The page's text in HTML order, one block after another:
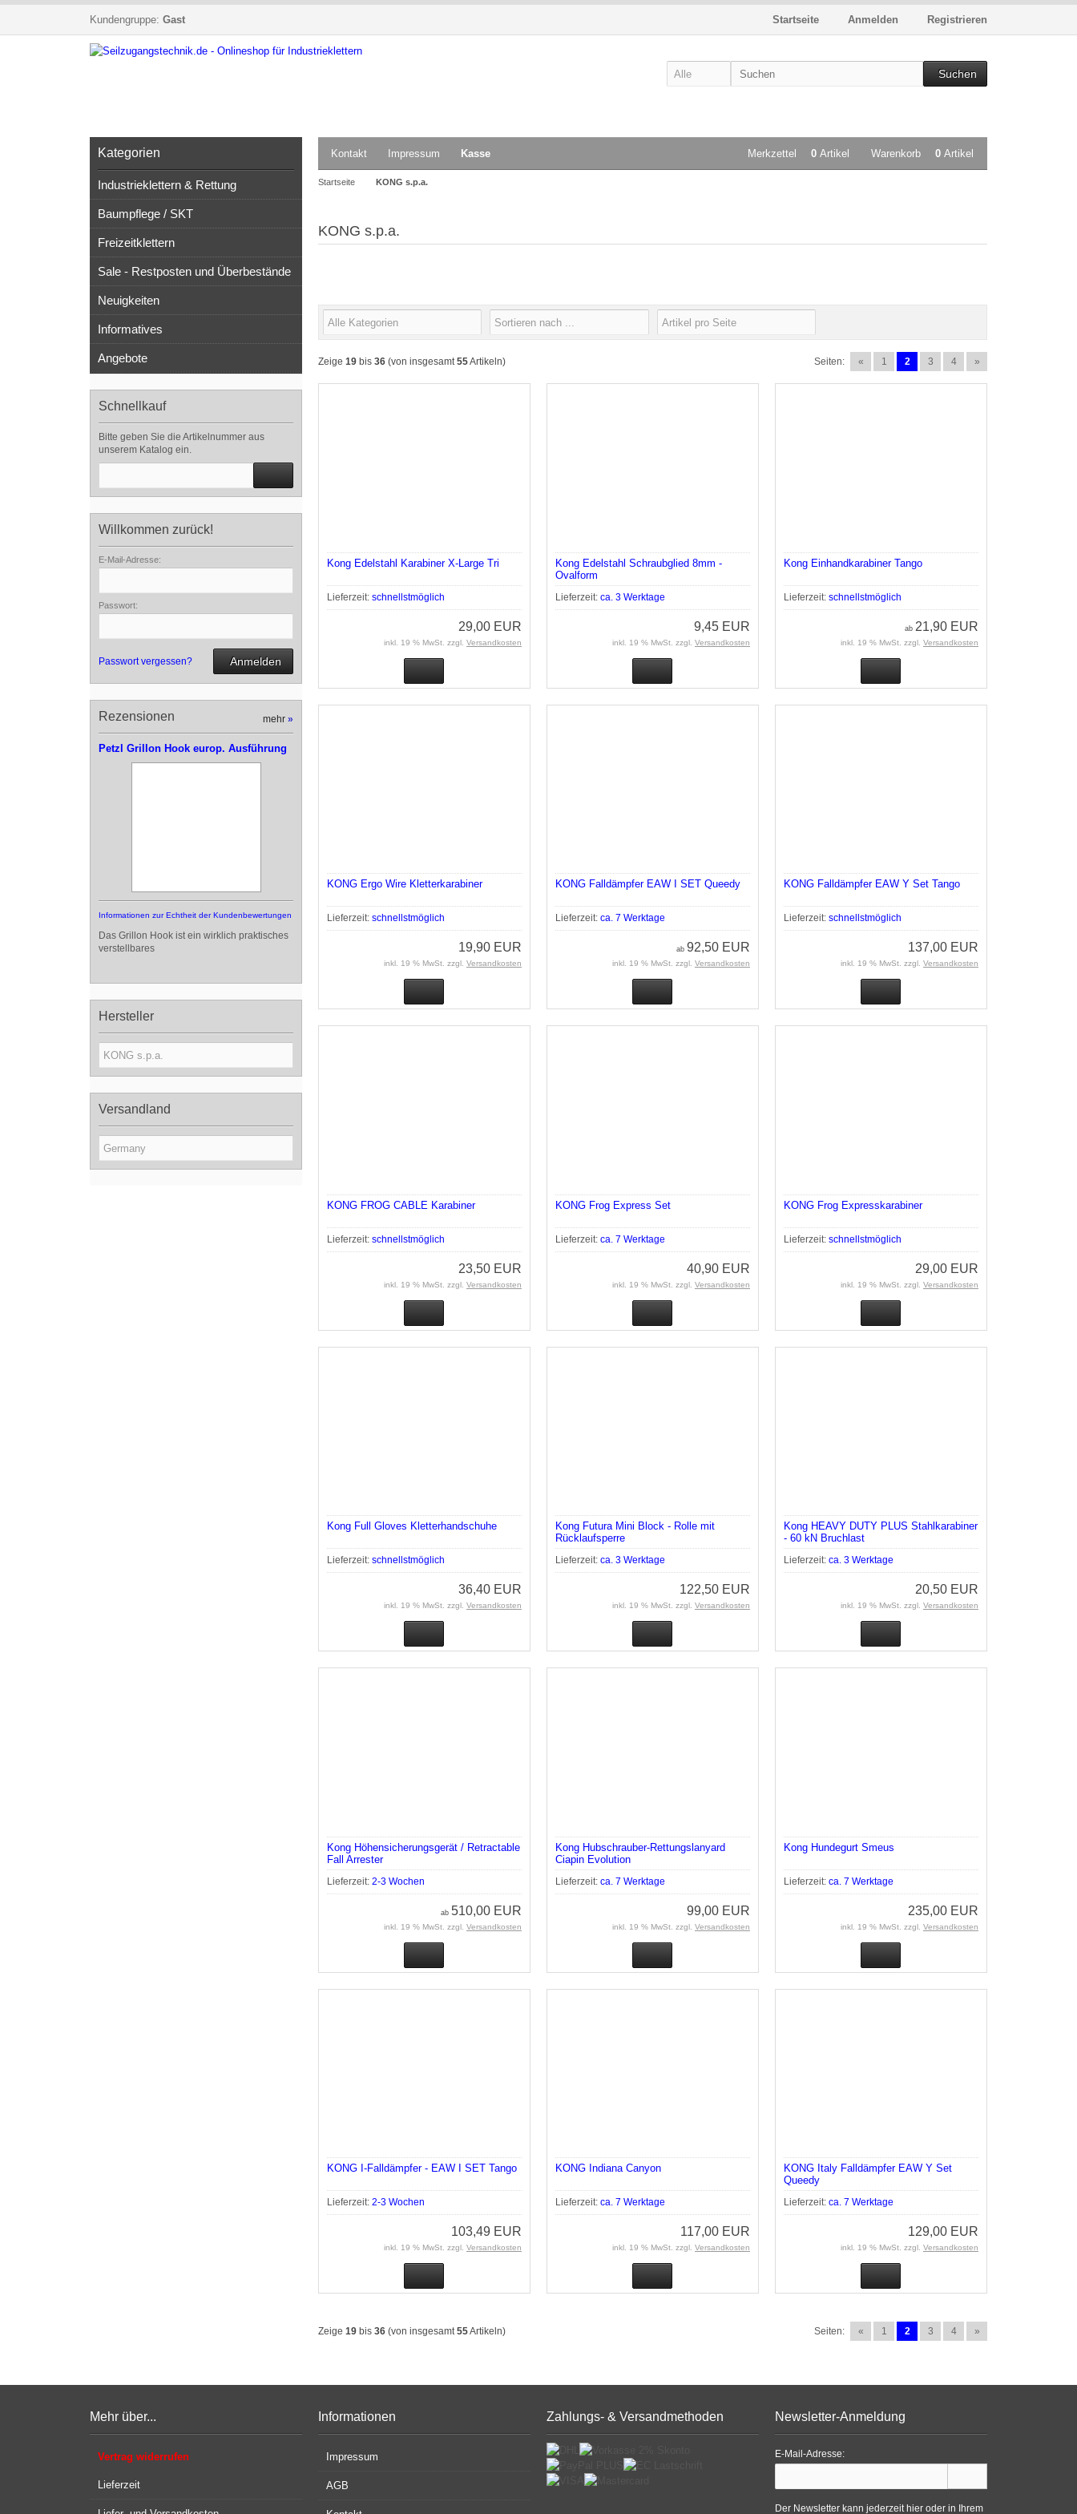
Kundengruppe: Gast Registrieren
Anmelden
Startseite
Suchen
Kontakt Impressum Kasse Warenkorb 0 Artikel
Merkzettel 0 Artikel
Startseite KONG s.p.a.
KONG s.p.a.
Zeige 19 bis 36 (von insgesamt55Artikeln) Seiten: « 1 2 3 4 »
Kong Edelstahl Karabiner X-Large Tri
Lieferzeit: schnellstmöglich
29,00 EUR
inkl. 19 % MwSt. zzgl. Versandkosten
Kong Edelstahl Schraubglied 8mm -
Ovalform
Lieferzeit: ca. 3 Werktage
9,45 EUR
inkl. 19 % MwSt. zzgl. Versandkosten
Kong Einhandkarabiner Tango
Lieferzeit: schnellstmöglich
ab 21,90 EUR
inkl. 19 % MwSt. zzgl. Versandkosten
KONG Ergo Wire Kletterkarabiner
Lieferzeit: schnellstmöglich
19,90 EUR
inkl. 19 % MwSt. zzgl. Versandkosten
KONG Falldämpfer EAW I SET Queedy
Lieferzeit: ca. 7 Werktage
ab 92,50 EUR
inkl. 19 % MwSt. zzgl. Versandkosten
KONG Falldämpfer EAW Y Set Tango
Lieferzeit: schnellstmöglich
137,00 EUR
inkl. 19 % MwSt. zzgl. Versandkosten
KONG FROG CABLE Karabiner
Lieferzeit: schnellstmöglich
23,50 EUR
inkl. 19 % MwSt. zzgl. Versandkosten
KONG Frog Express Set
Lieferzeit: ca. 7 Werktage
40,90 EUR
inkl. 19 % MwSt. zzgl. Versandkosten
KONG Frog Expresskarabiner
Lieferzeit: schnellstmöglich
29,00 EUR
inkl. 19 % MwSt. zzgl. Versandkosten
Kong Full Gloves Kletterhandschuhe
Lieferzeit: schnellstmöglich
36,40 EUR
inkl. 19 % MwSt. zzgl. Versandkosten
Kong Futura Mini Block - Rolle mit
Rücklaufsperre
Lieferzeit: ca. 3 Werktage
122,50 EUR
inkl. 19 % MwSt. zzgl. Versandkosten
Kong HEAVY DUTY PLUS Stahlkarabiner
- 60 kN Bruchlast
Lieferzeit: ca. 3 Werktage
20,50 EUR
inkl. 19 % MwSt. zzgl. Versandkosten
Kong Höhensicherungsgerät / Retractable
Fall Arrester
Lieferzeit: 2-3 Wochen
ab 510,00 EUR
inkl. 19 % MwSt. zzgl. Versandkosten
Kong Hubschrauber-Rettungslanyard
Ciapin Evolution
Lieferzeit: ca. 7 Werktage
99,00 EUR
inkl. 19 % MwSt. zzgl. Versandkosten
Kong Hundegurt Smeus
Lieferzeit: ca. 7 Werktage
235,00 EUR
inkl. 19 % MwSt. zzgl. Versandkosten
KONG I-Falldämpfer - EAW I SET Tango
Lieferzeit: 2-3 Wochen
103,49 EUR
inkl. 19 % MwSt. zzgl. Versandkosten
KONG Indiana Canyon
Lieferzeit: ca. 7 Werktage
117,00 EUR
inkl. 19 % MwSt. zzgl. Versandkosten
KONG Italy Falldämpfer EAW Y Set
Queedy
Lieferzeit: ca. 7 Werktage
129,00 EUR
inkl. 19 % MwSt. zzgl. Versandkosten
Zeige 19 bis 36 (von insgesamt55Artikeln) Seiten: « 1 2 3 4 »
Kategorien
Industrieklettern & Rettung
Baumpflege / SKT
Freizeitklettern
Sale - Restposten und Überbestände
Neuigkeiten
Informatives
Angebote
Schnellkauf
Bitte geben Sie die Artikelnummer aus
unserem Katalog ein.
Willkommen zurück!
E-Mail-Adresse:
Passwort:
Passwort vergessen? Anmelden
Rezensionen mehr »
Petzl Grillon Hook europ. Ausführung
Informationen zur Echtheit der Kundenbewertungen
Das Grillon Hook ist ein wirklich praktisches
verstellbares
Hersteller
Versandland
Mehr über...
Vertrag widerrufen
Lieferzeit
Informationen
Impressum
AGB
Zahlungs- & Versandmethoden Newsletter-Anmeldung
E-Mail-Adresse:
Der Newsletter kann jederzeit hier oder in Ihrem